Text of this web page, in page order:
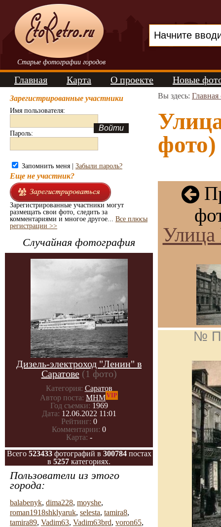
Старые фотографии городов
Главная Карта О проекте Новые
Зарегистрированные участники
Имя пользователя:
Пароль:
Запомнить меня | Забыли пароль?
Еще не участник?
Зарегистрированные участники могут
размещать свои фото, следить за
комментариями и многое другое... Все плюсы
регистрации >>
Случайная фотография
Дизель-электроход "Ленин" в
Саратове (1 фото)
Категория: Саратов
Автор поста: МНМVIP
Год съемки: 1969
Дата: 12.06.2022 11:01
Рейтинг: 0
Комментарии: 0
Карта: -
Всего 523433фотографий в 300784постах
в 5257 категориях.
Пользователи из этого
города:
balabenyk, dima228, moyshe,
roman1918shklyaruk, selesta, tamira8,
tamira89, Vadim63, Vadim63brd, voron65,
Вы здесь: Главная
фото)
Улица
№